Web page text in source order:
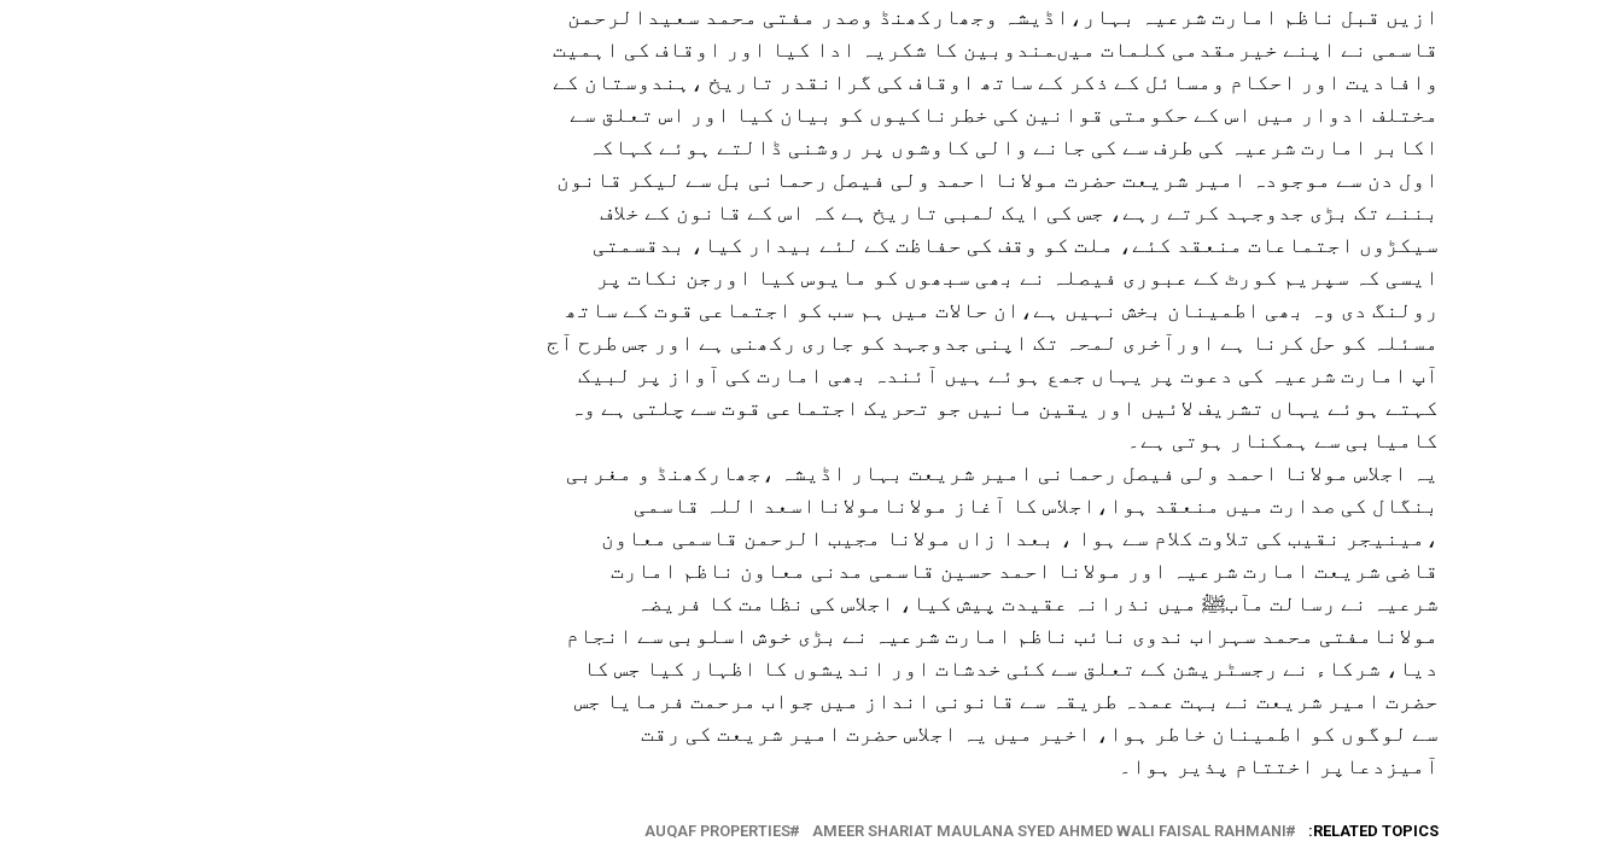
ازیں قبل ناظم امارت شرعیہ بہار،اڈیشہ وجھارکھنڈ وصدر مفتی محمد سعیدالرحمن
قاسمی نے اپنے خیرمقدمی کلمات میںمندوبین کا شکریہ ادا کیا اور اوقاف کی اہمیت
وافادیت اور احکام ومسائل کے ذکر کے ساتھ اوقاف کی گرانقدر تاریخ ،ہندوستان کے
مختلف ادوار میں اس کے حکومتی قوانین کی خطرناکیوں کو بیان کیا اور اس تعلق سے
اکابر امارت شرعیہ کی طرف سے کی جانے والی کاوشوں پر روشنی ڈالتے ہوئے کہاکہ
اول دن سے موجودہ امیر شریعت حضرت مولانا احمد ولی فیصل رحمانی بل سے لیکر قانون
بننے تک بڑی جدوجہد کرتے رہے، جس کی ایک لمبی تاریخ ہے کہ اس کے قانون کے خلاف
سیکڑوں اجتماعات منعقد کئے، ملت کو وقف کی حفاظت کے لئے بیدار کیا، بدقسمتی
ایسی کہ سپریم کورٹ کے عبوری فیصلہ نے بھی سبھوں کو مایوس کیا اورجن نکات پر
رولنگ دی وہ بھی اطمینان بخش نہیں ہے،ان حالات میں ہم سب کو اجتماعی قوت کے ساتھ
مسئلہ کو حل کرنا ہے اورآخری لمحہ تک اپنی جدوجہد کو جاری رکھنی ہے اور جس طرح آج
آپ امارت شرعیہ کی دعوت پر یہاں جمع ہوئے ہیں آئندہ بھی امارت کی آواز پر لبیک
کہتے ہوئے یہاں تشریف لائیں اور یقین مانیں جو تحریک اجتماعی قوت سے چلتی ہے وہ
کامیابی سے ہمکنار ہوتی ہے۔
یہ اجلاس مولانا احمد ولی فیصل رحمانی امیر شریعت بہار اڈیشہ ،جھارکھنڈ و مغربی
بنگال کی صدارت میں منعقد ہوا،اجلاس کا آغاز مولانامولانااسعد اللہ قاسمی
،مینیجر نقیب کی تلاوت کلام سے ہوا ، بعدا زاں مولانا مجیب الرحمن قاسمی معاون
قاضی شریعت امارت شرعیہ اور مولانا احمد حسین قاسمی مدنی معاون ناظم امارت
شرعیہ نے رسالت مآبﷺ میں نذرانہ عقیدت پیش کیا، اجلاس کی نظامت کا فریضہ
مولانامفتی محمد سہراب ندوی نائب ناظم امارت شرعیہ نے بڑی خوش اسلوبی سے انجام
دیا، شرکاء نے رجسٹریشن کے تعلق سے کئی خدشات اور اندیشوں کا اظہار کیا جس کا
حضرت امیر شریعت نے بہت عمدہ طریقہ سے قانونی انداز میں جواب مرحمت فرمایا جس
سے لوگوں کو اطمینان خاطر ہوا، اخیر میں یہ اجلاس حضرت امیر شریعت کی رقت
آمیزدعاپر اختتام پذیر ہوا۔
RELATED TOPICS:
AMEER SHARIAT MAULANA SYED AHMED WALI FAISAL RAHMANI
AUQAF PROPERTIES